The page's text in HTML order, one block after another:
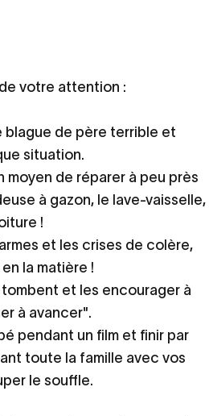
votre attention :
blague de père terrible et
situation.
moyen de réparer à peu près
à gazon, le lave-vaisselle,
!
et les crises de colère,
la matière !
et les encourager à
à avancer".
pendant un film et finir par
toute la famille avec vos
le souffle.